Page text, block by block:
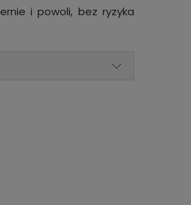
i powoli, bez ryzyka